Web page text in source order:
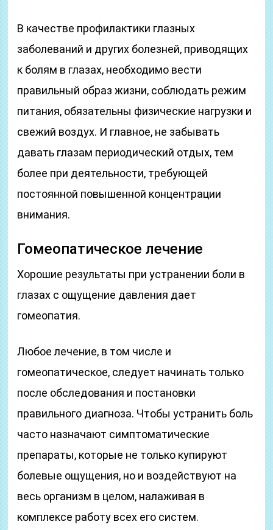
В качестве профилактики глазных
заболеваний и других болезней, приводящих
к болям в глазах, необходимо вести
правильный образ жизни, соблюдать режим
питания, обязательны физические нагрузки и
свежий воздух. И главное, не забывать
давать глазам периодический отдых, тем
более при деятельности, требующей
постоянной повышенной концентрации
внимания.
Гомеопатическое лечение
Хорошие результаты при устранении боли в
глазах с ощущение давления дает
гомеопатия.
Любое лечение, в том числе и
гомеопатическое, следует начинать только
после обследования и постановки
правильного диагноза. Чтобы устранить боль
часто назначают симптоматические
препараты, которые не только купируют
болевые ощущения, но и воздействуют на
весь организм в целом, налаживая в
комплексе работу всех его систем.